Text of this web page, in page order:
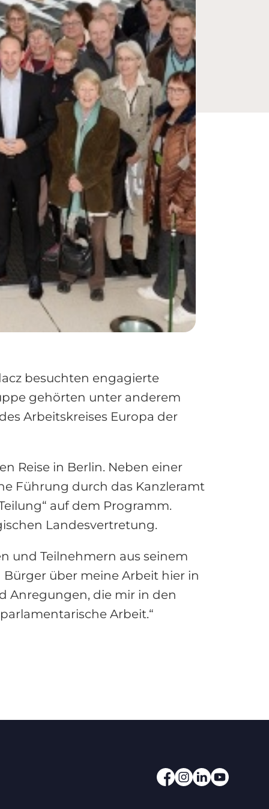
besuchten engagierte
gehörten unter anderem
Arbeitskreises Europa der
Reise in Berlin. Neben einer
Führung durch das Kanzleramt
auf dem Programm.
Landesvertretung.
und Teilnehmern aus seinem
über meine Arbeit hier in
Anregungen, die mir in den
Arbeit.“